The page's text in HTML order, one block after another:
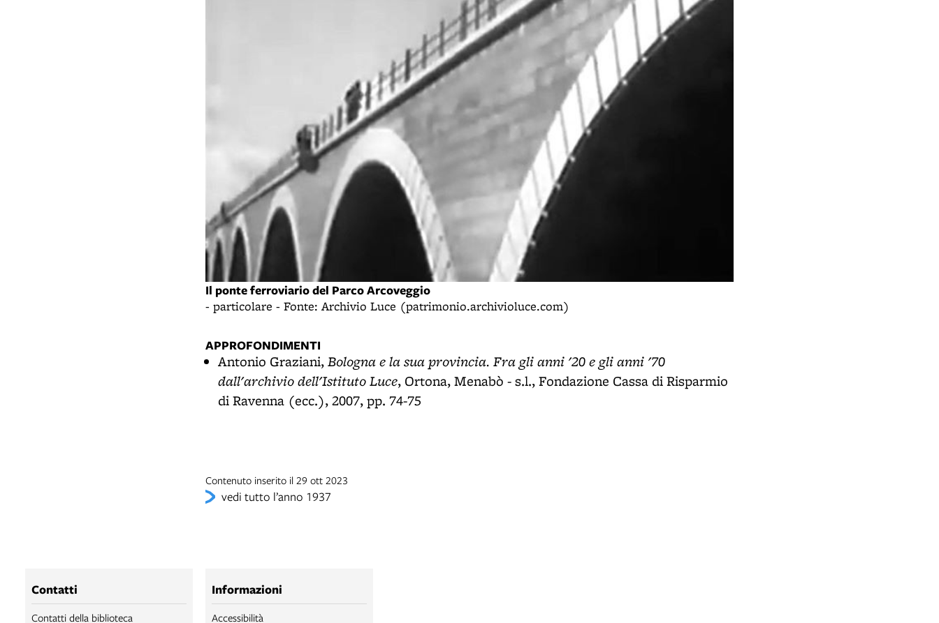
Il ponte ferroviario del Parco Arcoveggio
- particolare - Fonte: Archivio Luce (patrimonio.archivioluce.com)
APPROFONDIMENTI
Antonio Graziani,Bologna e la sua provincia. Fra gli anni '20 e gli anni '70
dall'archivio dell'Istituto Luce, Ortona, Menabò - s.l., Fondazione Cassa di Risparmio
di Ravenna (ecc.), 2007, pp. 74-75
Contenuto inserito il 29 ott 2023
vedi tutto l’anno 1937
Contatti
Contatti della biblioteca
Informazioni
Accessibilità